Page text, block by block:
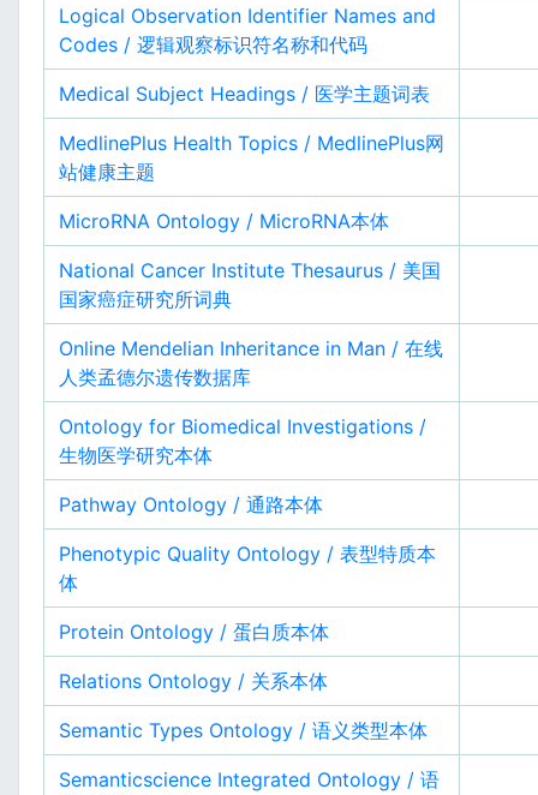
Logical Observation Identifier Names and
Codes / 逻辑观察标识符名称和代码
Medical Subject Headings / 医学主题词表
MedlinePlus Health Topics / MedlinePlus网
站健康主题
MicroRNA Ontology / MicroRNA本体
National Cancer Institute Thesaurus / 美国
国家癌症研究所词典
Online Mendelian Inheritance in Man / 在线
人类孟德尔遗传数据库
Ontology for Biomedical Investigations /
生物医学研究本体
Pathway Ontology / 通路本体
Phenotypic Quality Ontology / 表型特质本
体
Protein Ontology / 蛋白质本体
Relations Ontology / 关系本体
Semantic Types Ontology / 语义类型本体
Semanticscience Integrated Ontology / 语